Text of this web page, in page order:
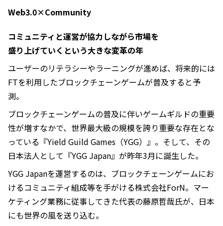
Web3.0×Community
コミュニティと運営が協力しながら市場を
盛り上げていくという大きな変革の年
ユーザーのリテラシーやラーニングが進めば、将来的には
FTを利用したブロックチェーンゲームが普及すると予
測。
ブロックチェーンゲームの普及に伴いゲームギルドの重要
性が増すなかで、世界最大級の規模を誇り重要な存在とな
っている『Yield Guild Games（YGG）』。そして、その
日本法人として『YGG Japan』が昨年3月に誕生した。
YGG Japanを運営するのは、ブロックチェーンゲームにお
けるコミュニティ組成等を手がける株式会社ForN。マー
ケティング業務に従事してきた代表の藤原哲哉氏が、日本
にも世界の風を送り込む。